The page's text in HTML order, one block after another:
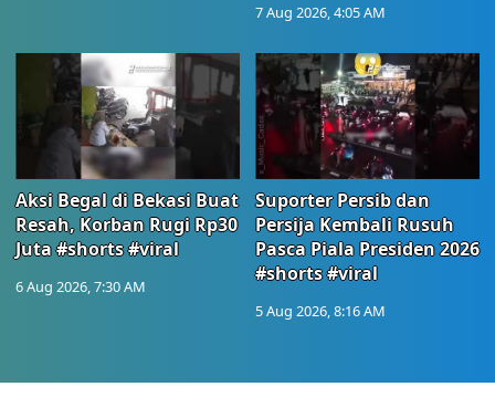
7 Aug 2026, 4:05 AM
Aksi Begal di Bekasi Buat
Resah, Korban Rugi Rp30
Juta #shorts #viral
6 Aug 2026, 7:30 AM
Suporter Persib dan
Persija Kembali Rusuh
Pasca Piala Presiden 2026
#shorts #viral
5 Aug 2026, 8:16 AM